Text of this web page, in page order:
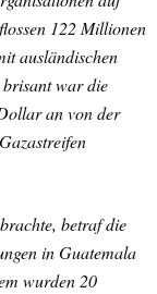
122 Millionen
ausländischen
brisant war die
an von der
betraf die
in Guatemala
wurden 20